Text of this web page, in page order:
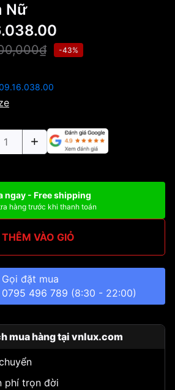
Nữ
-43%
ngay - Free shipping
hàng trước khi thanh toán
THÊM VÀO GIỎ
Gọi đặt mua
0795 496 789 (8:30 - 22:00)
mua hàng tại vnlux.com
phí trọn đời